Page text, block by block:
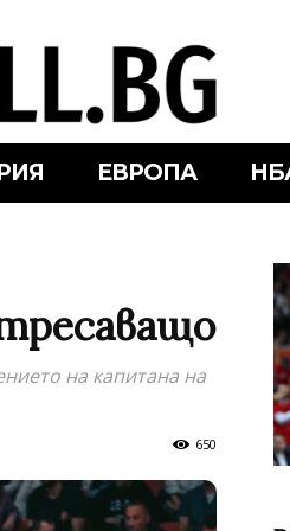
ЕВРОПА
на капитана на
650